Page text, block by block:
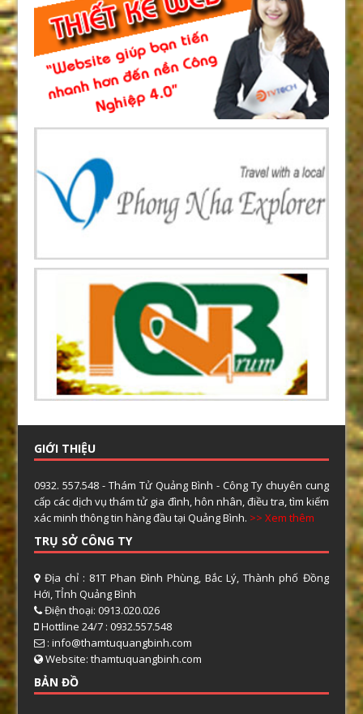
GIỚI THIỆU
0932. 557.548 - Thám Tử Quảng Bình - Công Ty chuyên cung
cấp các dịch vụ thám tử gia đình, hôn nhân, điều tra, tìm kiếm
xác minh thông tin hàng đầu tại Quảng Bình. >> Xem thêm
TRỤ SỞ CÔNG TY
Địa chỉ : 81T Phan Đình Phùng, Bắc Lý, Thành phố Đồng
Hới, TỈnh Quảng Bình
Điện thoại: 0913.020.026
Hottline 24/7 : 0932.557.548
: info@thamtuquangbinh.com
Website: thamtuquangbinh.com
BẢN ĐỒ